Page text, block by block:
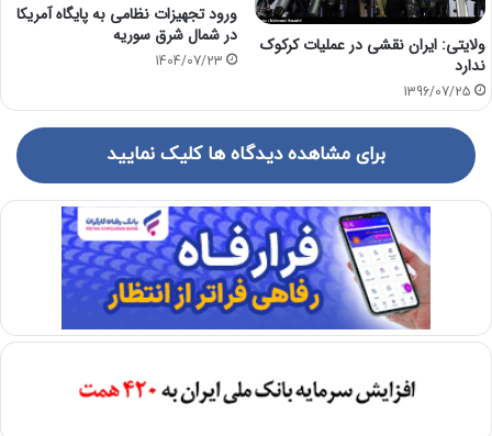
ولایتی: ایران نقشی در عملیات کرکوک
ندارد
1396/07/25
ورود تجهیزات نظامی به پایگاه آمریکا
در شمال شرق سوریه
1404/07/23
برای مشاهده دیدگاه ها کلیک نمایید